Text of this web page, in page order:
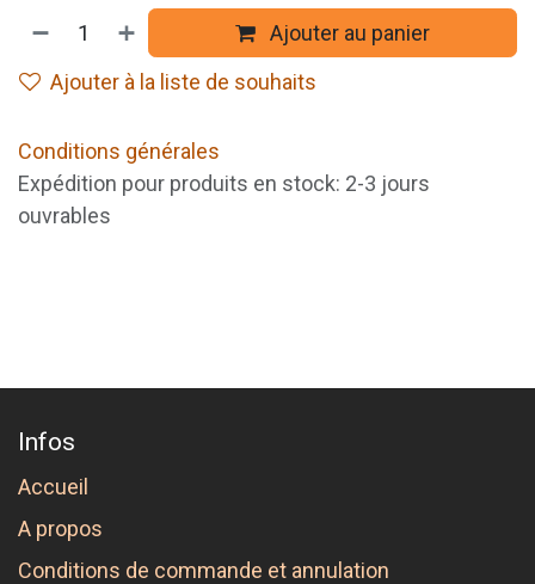
Ajouter au panier
Ajouter à la liste de souhaits
Conditions générales
Expédition pour produits en stock: 2-3 jours
ouvrables
Infos
Accueil
A propos
Conditions de commande et annulation